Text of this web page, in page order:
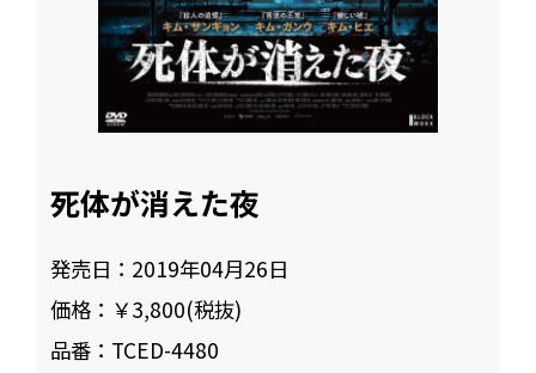
死体が消えた夜
発売日： 2019年04月26日
価格： ￥3,800(税抜)
品番： TCED-4480